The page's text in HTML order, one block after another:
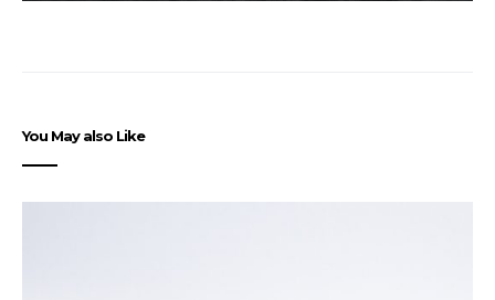
You May also Like